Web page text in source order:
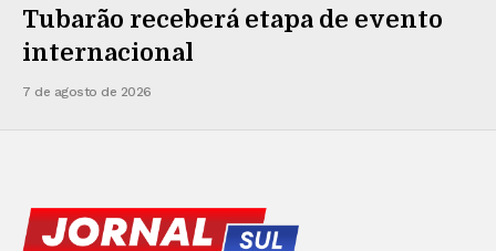
Tubarão receberá etapa de evento
internacional
7 de agosto de 2026